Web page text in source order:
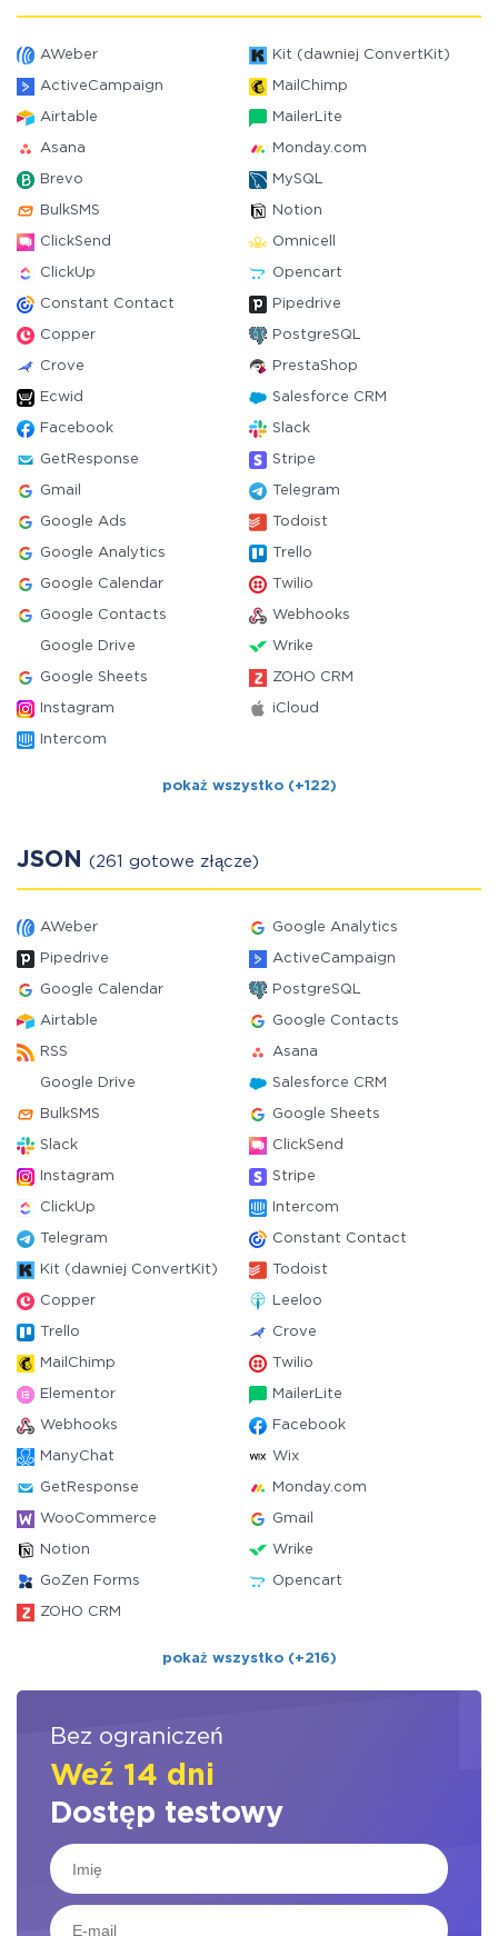
AWeber Kit (dawniej ConvertKit)
ActiveCampaign MailChimp
Airtable MailerLite
Asana Monday.com
Brevo MySQL
BulkSMS Notion
ClickSend Omnicell
ClickUp Opencart
Constant Contact Pipedrive
Copper PostgreSQL
Crove PrestaShop
Ecwid Salesforce CRM
Facebook Slack
GetResponse Stripe
Gmail Telegram
Google Ads Todoist
Google Analytics Trello
Google Calendar Twilio
Google Contacts Webhooks
Google Drive Wrike
Google Sheets ZOHO CRM
Instagram iCloud
Intercom
pokaż wszystko (+122)
JSON (261 gotowe złącze)
AWeber Google Analytics
Pipedrive ActiveCampaign
Google Calendar PostgreSQL
Airtable Google Contacts
RSS Asana
Google Drive Salesforce CRM
BulkSMS Google Sheets
Slack ClickSend
Instagram Stripe
ClickUp Intercom
Telegram Constant Contact
Kit (dawniej ConvertKit) Todoist
Copper Leeloo
Trello Crove
MailChimp Twilio
Elementor MailerLite
Webhooks Facebook
ManyChat Wix
GetResponse Monday.com
WooCommerce Gmail
Notion Wrike
GoZen Forms Opencart
ZOHO CRM
pokaż wszystko (+216)
Bez ograniczeń
Weź 14 dni
Dostęp testowy